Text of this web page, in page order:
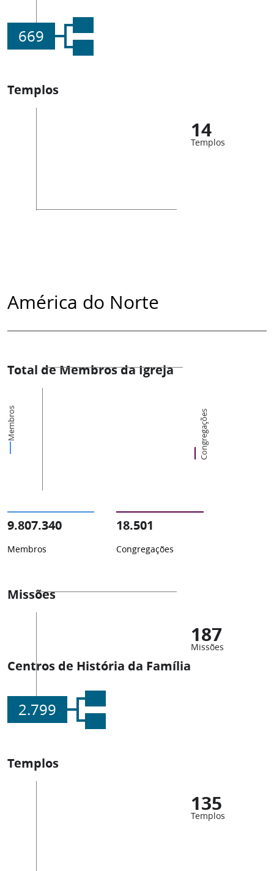
669
Templos
14
Templos
América do Norte
Total de Membros da Igreja
Membros Congregações
9.807.340
Membros
18.501
Congregações
Missões
187
Missões
Centros de História da Família
2.799
Templos
135
Templos